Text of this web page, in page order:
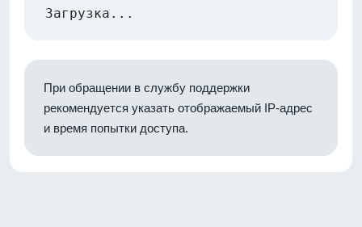
Загрузка...
При обращении в службу поддержки
рекомендуется указать отображаемый IP-адрес
и время попытки доступа.